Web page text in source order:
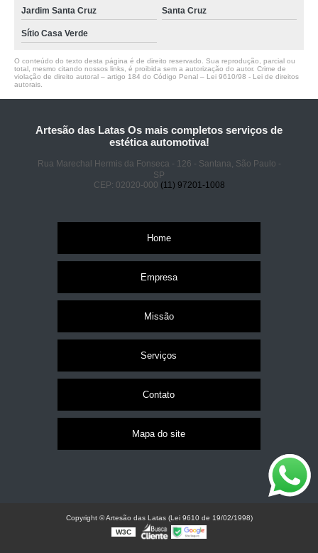
Jardim Santa Cruz Santa Cruz
Sítio Casa Verde
O conteúdo do texto desta página é de direito reservado. Sua reprodução, parcial ou
total, mesmo citando nossos links, é proibida sem a autorização do autor. Crime de
violação de direito autoral – artigo 184 do Código Penal – Lei 9610/98 - Lei de direitos
autorais
Artesão das Latas Os mais completos serviços de
estética automotiva!
Rua Marechal Hermis da Fonseca - 126 - Santana, São Paulo -
SP
CEP: 02020-000 (11) 97201-1008
Home
Empresa
Missão
Serviços
Contato
Mapa do site
Copyright © Artesão das Latas (Lei 9610 de 19/02/1998)
W3C